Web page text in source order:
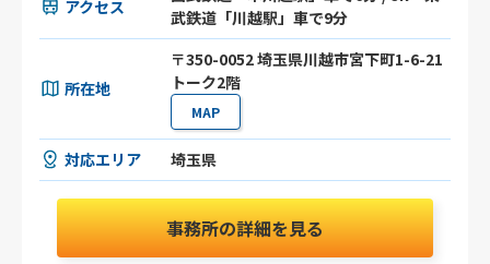
アクセス
武鉄道「川越駅」車で9分
所在地
〒350-0052 埼玉県川越市宮下町1-6-21
トーク2階
MAP
対応エリア 埼玉県
事務所の詳細を見る